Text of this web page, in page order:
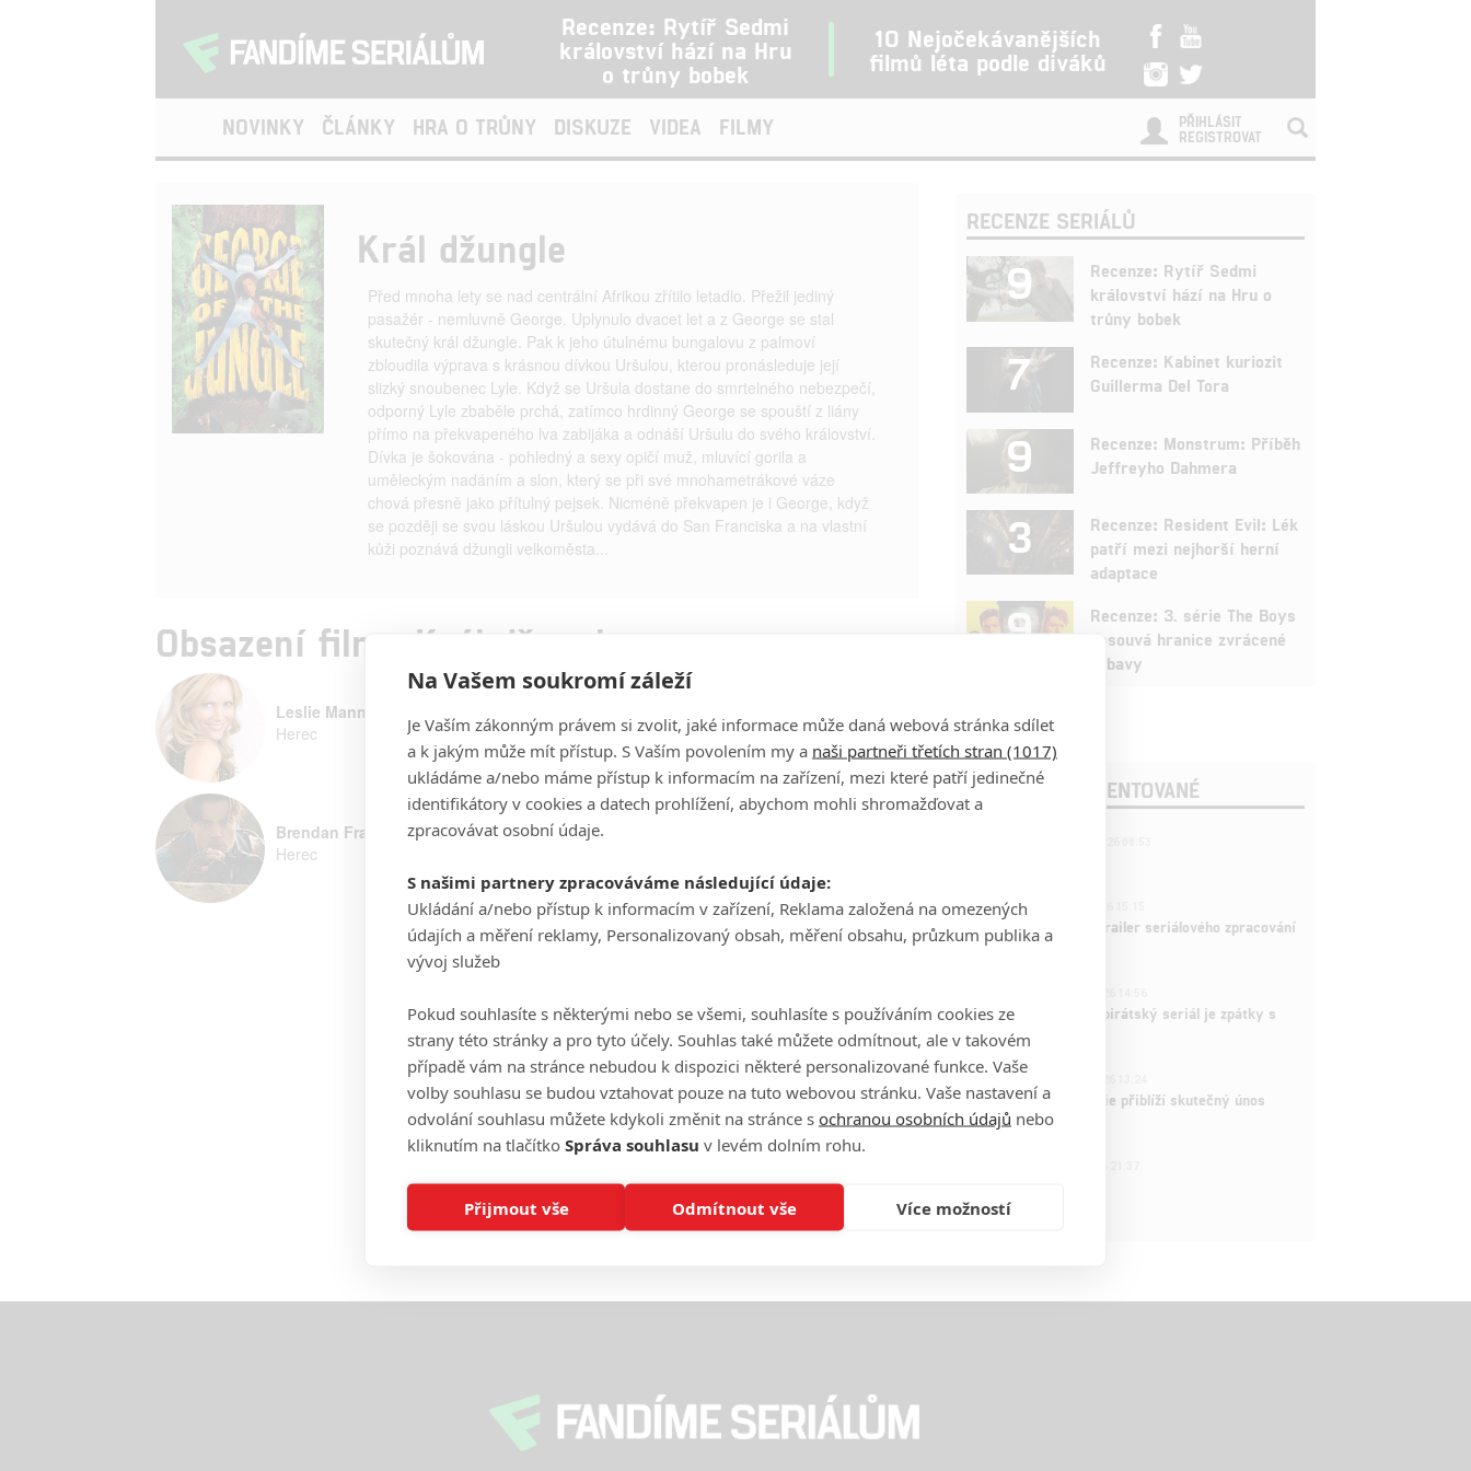
Recenze: Rytíř Sedmi
království hází na Hru
o trůny bobek
10 Nejočekávanějších
filmů léta podle diváků
NOVINKY ČLÁNKY HRA O TRŮNY DISKUZE VIDEA FILMY
PŘIHLÁSIT
REGISTROVAT
Král džungle
Před mnoha lety se nad centrální Afrikou zřítilo letadlo. Přežil jediný
pasažér - nemluvně George. Uplynulo dvacet let a z George se stal
skutečný král džungle. Pak k jeho útulnému bungalovu z palmoví
zbloudila výprava s krásnou dívkou Uršulou, kterou pronásleduje její
slizký snoubenec Lyle. Když se Uršula dostane do smrtelného nebezpečí,
odporný Lyle zbaběle prchá, zatímco hrdinný George se spouští z liány
přímo na překvapeného lva zabijáka a odnáší Uršulu do svého království.
Dívka je šokována - pohledný a sexy opičí muž, mluvící gorila a
uměleckým nadáním a slon, který se při své mnohametrákové váze
chová přesně jako přítulný pejsek. Nicméně překvapen je i George, když
se později se svou láskou Uršulou vydává do San Franciska a na vlastní
kůži poznává džungli velkoměsta...
Obsazení filmu Král džungle
Leslie Mann
Herec
Herec
Brendan Fraser
Herec
RECENZE SERIÁLŮ
9
Recenze: Rytíř Sedmi
království hází na Hru o
trůny bobek
7
Recenze: Kabinet kuriozit
Guillerma Del Tora
9
Recenze: Monstrum: Příběh
Jeffreyho Dahmera
3
Recenze: Resident Evil: Lék
patří mezi nejhorší herní
adaptace
9
Recenze: 3. série The Boys
posouvá hranice zvrácené
zábavy
POSLEDNÍ KOMENTOVANÉ
1ČLÁNEK | 26.03.2026 15:15
Harry Potter: První trailer seriálového zpracování
je venku
One Piece: Oblíbený pirátský seriál je zpátky s
novými epizodami
2
Nová dramatická série přiblíží skutečný únos
letadla teroristy
Na Vašem soukromí záleží
Je Vaším zákonným právem si zvolit, jaké informace může daná webová stránka sdílet
a k jakým může mít přístup. S Vaším povolením my a naši partneři třetích stran (1017)
ukládáme a/nebo máme přístup k informacím na zařízení, mezi které patří jedinečné
identifikátory v cookies a datech prohlížení, abychom mohli shromažďovat a
zpracovávat osobní údaje.
S našimi partnery zpracováváme následující údaje:
Ukládání a/nebo přístup k informacím v zařízení, Reklama založená na omezených
údajích a měření reklamy, Personalizovaný obsah, měření obsahu, průzkum publika a
vývoj služeb
Pokud souhlasíte s některými nebo se všemi, souhlasíte s používáním cookies ze
strany této stránky a pro tyto účely. Souhlas také můžete odmítnout, ale v takovém
případě vám na stránce nebudou k dispozici některé personalizované funkce. Vaše
volby souhlasu se budou vztahovat pouze na tuto webovou stránku. Vaše nastavení a
odvolání souhlasu můžete kdykoli změnit na stránce s ochranou osobních údajů nebo
kliknutím na tlačítko Správa souhlasu v levém dolním rohu.
Přijmout vše Odmítnout vše Více možností